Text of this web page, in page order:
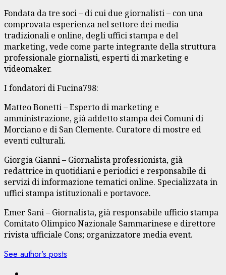
Fondata da tre soci – di cui due giornalisti – con una
comprovata esperienza nel settore dei media
tradizionali e online, degli uffici stampa e del
marketing, vede come parte integrante della struttura
professionale giornalisti, esperti di marketing e
videomaker.
I fondatori di Fucina798:
Matteo Bonetti – Esperto di marketing e
amministrazione, già addetto stampa dei Comuni di
Morciano e di San Clemente. Curatore di mostre ed
eventi culturali.
Giorgia Gianni – Giornalista professionista, già
redattrice in quotidiani e periodici e responsabile di
servizi di informazione tematici online. Specializzata in
uffici stampa istituzionali e portavoce.
Emer Sani – Giornalista, già responsabile ufficio stampa
Comitato Olimpico Nazionale Sammarinese e direttore
rivista ufficiale Cons; organizzatore media event.
See author's posts